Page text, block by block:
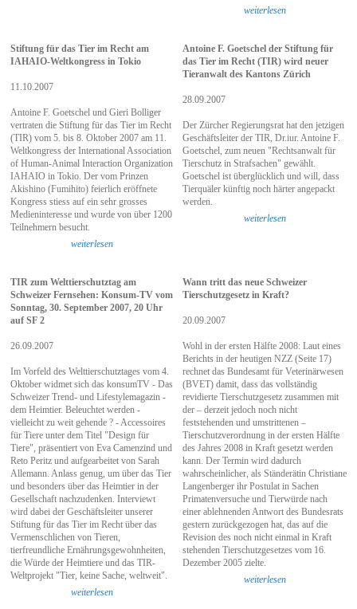
weiterlesen
Stiftung für das Tier im Recht am
IAHAIO-Weltkongress in Tokio
11.10.2007
Antoine F. Goetschel und Gieri Bolliger
vertraten die Stiftung für das Tier im Recht
(TIR) vom 5. bis 8. Oktober 2007 am 11.
Weltkongress der International Association
of Human-Animal Interaction Organization
IAHAIO in Tokio. Der vom Prinzen
Akishino (Fumihito) feierlich eröffnete
Kongress stiess auf ein sehr grosses
Medieninteresse und wurde von über 1200
Teilnehmern besucht.
weiterlesen
Antoine F. Goetschel der Stiftung für
das Tier im Recht (TIR) wird neuer
Tieranwalt des Kantons Zürich
28.09.2007
Der Zürcher Regierungsrat hat den jetzigen
Geschäftsleiter der TIR, Dr.iur. Antoine F.
Goetschel, zum neuen "Rechtsanwalt für
Tierschutz in Strafsachen" gewählt.
Goetschel ist überglücklich und will, dass
Tierquäler künftig noch härter angepackt
werden.
weiterlesen
TIR zum Welttierschutztag am
Schweizer Fernsehen: Konsum-TV vom
Sonntag, 30. September 2007, 20 Uhr
auf SF 2
26.09.2007
Im Vorfeld des Welttierschutztages vom 4.
Oktober widmet sich das konsumTV - Das
Schweizer Trend- und Lifestylemagazin -
dem Heimtier. Beleuchtet werden -
vielleicht zu weit gehende ? - Accessoires
für Tiere unter dem Titel "Design für
Tiere", präsentiert von Eva Camenzind und
Reto Peritz und aufgearbeitet von Sarah
Allemann. Anlass genug, um über das Tier
und besonders über das Heimtier in der
Gesellschaft nachzudenken. Interviewt
wird dabei der Geschäftsleiter unserer
Stiftung für das Tier im Recht über das
Vermenschlichen von Tieren,
tierfreundliche Ernährungsgewohnheiten,
die Würde der Heimtiere und das TIR-
Weltprojekt "Tier, keine Sache, weltweit".
weiterlesen
Wann tritt das neue Schweizer
Tierschutzgesetz in Kraft?
20.09.2007
Wohl in der ersten Hälfte 2008: Laut eines
Berichts in der heutigen NZZ (Seite 17)
rechnet das Bundesamt für Veterinärwesen
(BVET) damit, dass das vollständig
revidierte Tierschutzgesetz zusammen mit
der – derzeit jedoch noch nicht
feststehenden und umstrittenen –
Tierschutzverordnung in der ersten Hälfte
des Jahres 2008 in Kraft gesetzt werden
kann. Der Termin wird dadurch
wahrscheinlicher, als Ständerätin Christiane
Langenberger ihr Postulat in Sachen
Primatenversuche und Tierwürde nach
einer ablehnenden Antwort des Bundesrats
gestern zurückgezogen hat, das auf die
Revision des noch nicht einmal in Kraft
stehenden Tierschutzgesetzes vom 16.
Dezember 2005 zielte.
weiterlesen